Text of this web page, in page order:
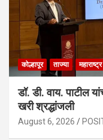
कोल्हापूर ताज्या महाराष्ट्र
डॉ. डी. वाय. पाटील
खरी श्रद्धांजली
August 6, 2026